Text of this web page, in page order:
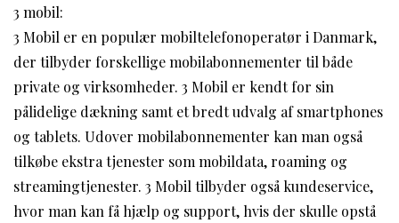
3 mobil:
3 Mobil er en populær mobiltelefonoperatør i Danmark,
der tilbyder forskellige mobilabonnementer til både
private og virksomheder. 3 Mobil er kendt for sin
pålidelige dækning samt et bredt udvalg af smartphones
og tablets. Udover mobilabonnementer kan man også
tilkøbe ekstra tjenester som mobildata, roaming og
streamingtjenester. 3 Mobil tilbyder også kundeservice,
hvor man kan få hjælp og support, hvis der skulle opstå